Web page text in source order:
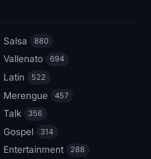
Salsa 880
Vallenato 694
Latin 522
Merengue 457
Talk 356
Gospel 314
Entertainment 288